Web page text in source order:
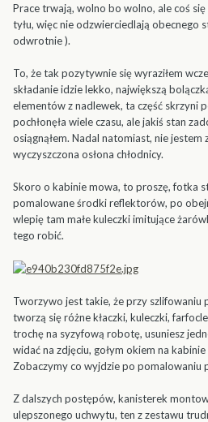
Prace trwają, wolno bo wolno, ale coś
tyłu, więc nie odzwierciedlają obecnego
odwrotnie ).
To, że tak pozytywnie się wyraziłem
składanie idzie lekko, największą
elementów z nadlewek, ta część skrzyni
pochłonęła wiele czasu, ale jakiś stan
osiągnąłem. Nadal natomiast, nie
wyczyszczona osłona chłodnicy.
Skoro o kabinie mowa, to proszę, fotka
pomalowane środki reflektorów, po
wlepię tam małe kuleczki imitujące
tego robić.
Tworzywo jest takie, że przy szlifowaniu
tworzą się różne kłaczki, kuleczki,
trochę na syzyfową robotę, usuniesz
widać na zdjęciu, gołym okiem na
Zobaczymy co wyjdzie po pomalowaniu
Z dalszych postępów, kanisterek
ulepszonego uchwytu, ten z zestawu